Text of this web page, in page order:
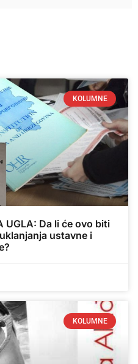
KOLUMNE
UGLA: Da li će ovo biti
ustavne i
KOLUMNE